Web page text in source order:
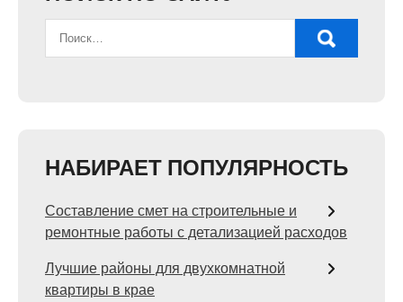
НАБИРАЕТ ПОПУЛЯРНОСТЬ
Составление смет на строительные и
ремонтные работы с детализацией расходов
Лучшие районы для двухкомнатной
квартиры в крае